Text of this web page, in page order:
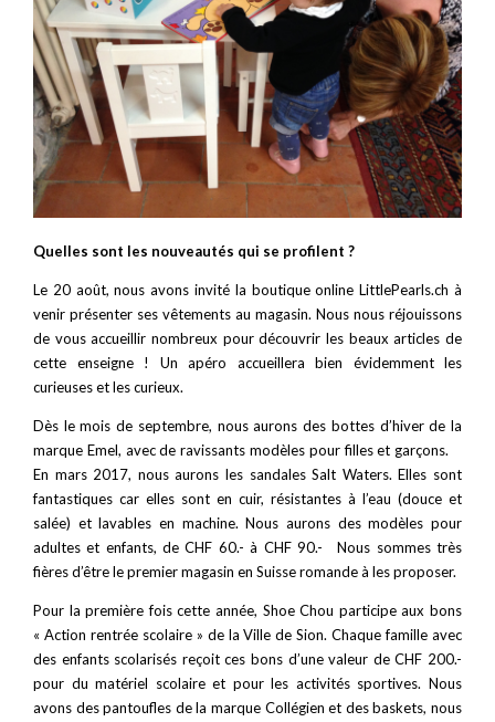
Quelles sont les nouveautés qui se profilent ?
Le 20 août, nous avons invité la boutique online LittlePearls.ch à
venir présenter ses vêtements au magasin. Nous nous réjouissons
de vous accueillir nombreux pour découvrir les beaux articles de
cette enseigne ! Un apéro accueillera bien évidemment les
curieuses et les curieux.
Dès le mois de septembre, nous aurons des bottes d’hiver de la
marque Emel, avec de ravissants modèles pour filles et garçons.
En mars 2017, nous aurons les sandales Salt Waters. Elles sont
fantastiques car elles sont en cuir, résistantes à l’eau (douce et
salée) et lavables en machine. Nous aurons des modèles pour
adultes et enfants, de CHF 60.- à CHF 90.- Nous sommes très
fières d’être le premier magasin en Suisse romande à les proposer.
Pour la première fois cette année, Shoe Chou participe aux bons
« Action rentrée scolaire » de la Ville de Sion. Chaque famille avec
des enfants scolarisés reçoit ces bons d’une valeur de CHF 200.-
pour du matériel scolaire et pour les activités sportives. Nous
avons des pantoufles de la marque Collégien et des baskets, nous